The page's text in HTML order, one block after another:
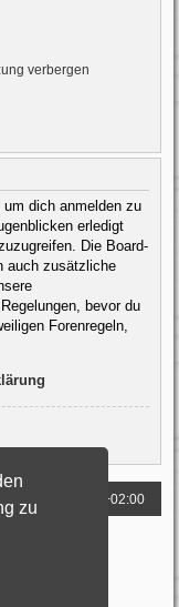
zu
verbergen
dich anmelden zu
erledigt
Die Board-
auch zusätzliche
bevor du
Forenregeln,
UTC+02:00